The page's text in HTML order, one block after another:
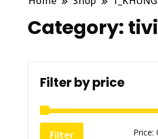
Category:
Filter by price
Filter Price: